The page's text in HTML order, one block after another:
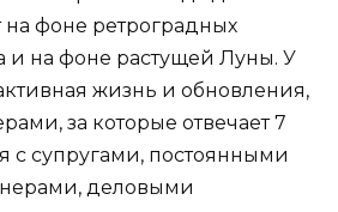
фоне ретроградных
и на фоне растущей Луны. У
жизнь и обновления,
за которые отвечает 7
супругами, постоянными
деловыми